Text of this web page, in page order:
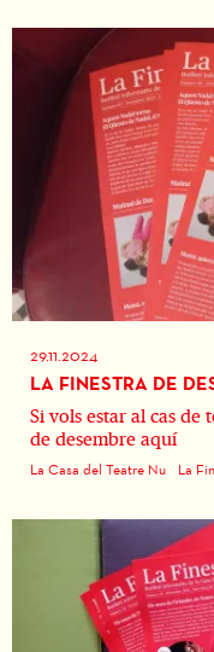
29.11.2024
LA FINESTRA DE
Si vols estar al cas de
de desembre aquí
La Casa del Teatre Nu La